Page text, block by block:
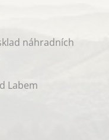
náhradních
Labem